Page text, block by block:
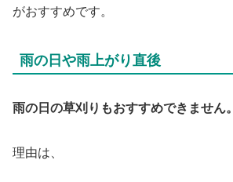
がおすすめです。
雨の日や雨上がり直後
雨の日の草刈りもおすすめできません。
理由は、